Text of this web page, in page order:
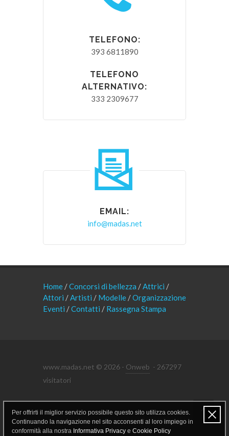
TELEFONO:
393 6811890
TELEFONO
ALTERNATIVO:
333 2309677
EMAIL:
info@madas.net
Home /Concorsi di bellezza /Attrici /
Attori /Artisti / Modelle /Organizzazione
Eventi /Contatti / Rassegna Stampa
www.madas.net © 2026 - Onweb - 267297
visitatori
Area riservata
Per offrirti il miglior servizio possibile questo sito utilizza cookies.
Continuando la navigazione nel sito acconsenti al loro impiego in
conformità alla nostra Informativa Privacy e Cookie Policy